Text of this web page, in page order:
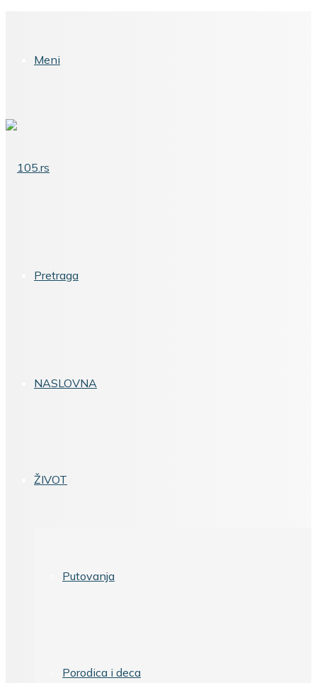
Meni
Pretraga
NASLOVNA
ŽIVOT
Putovanja
Porodica i deca